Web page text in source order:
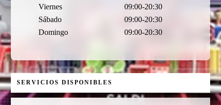
Viernes
09:00-20:30
Sábado
09:00-20:30
Domingo
09:00-20:30
SERVICIOS DISPONIBLES